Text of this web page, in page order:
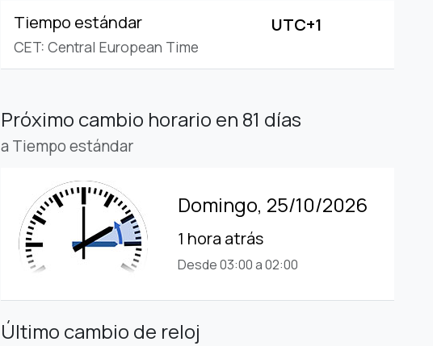
Tiempo estándar
CET: Central European Time
UTC+1
Próximo cambio horario en 81 días
a Tiempo estándar
Domingo, 25/10/2026
1 hora atrás
Desde 03:00 a 02:00
Último cambio de reloj